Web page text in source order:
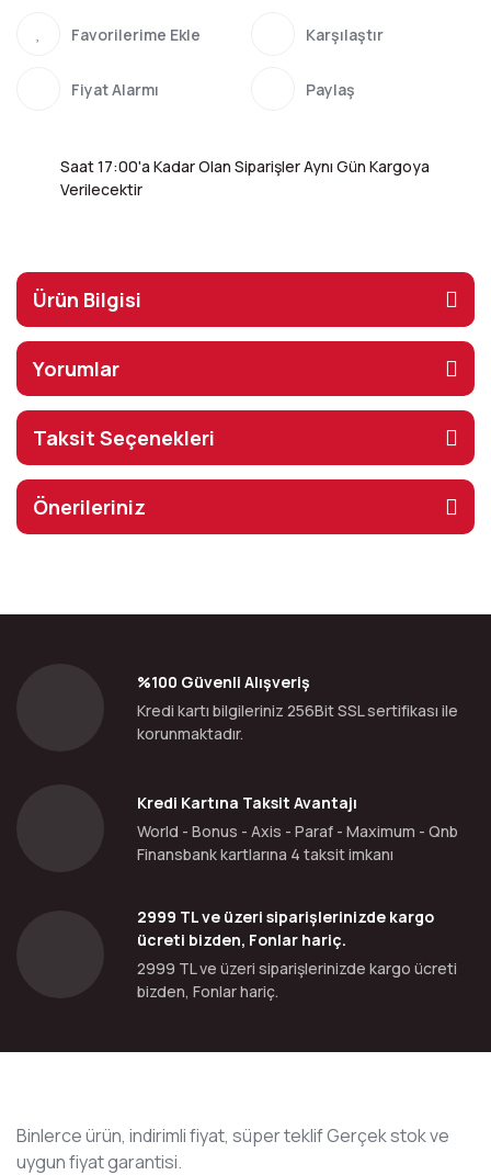
Karşılaştır
Fiyat Alarmı Paylaş
Saat 17:00'a Kadar Olan Siparişler Aynı Gün Kargoya
Verilecektir
Ürün Bilgisi
Yorumlar
Taksit Seçenekleri
Önerileriniz
%100 Güvenli Alışveriş
Kredi kartı bilgileriniz 256Bit SSL sertifikası ile
korunmaktadır.
Kredi Kartına Taksit Avantajı
World - Bonus - Axis - Paraf - Maximum - Qnb
Finansbank kartlarına 4 taksit imkanı
2999 TL ve üzeri siparişlerinizde kargo
ücreti bizden, Fonlar hariç.
2999 TL ve üzeri siparişlerinizde kargo ücreti
bizden, Fonlar hariç.
Binlerce ürün, indirimli fiyat, süper teklif Gerçek stok ve
uygun fiyat garantisi.